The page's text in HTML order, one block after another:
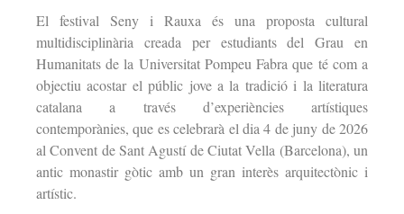
El festival Seny i Rauxa és una proposta cultural
multidisciplinària creada per estudiants del Grau en
Humanitats de la Universitat Pompeu Fabra que té com a
objectiu acostar el públic jove a la tradició i la literatura
catalana a través d’experiències artístiques
contemporànies, que es celebrarà el dia 4 de juny de 2026
al Convent de Sant Agustí de Ciutat Vella (Barcelona), un
antic monastir gòtic amb un gran interès arquitectònic i
artístic.